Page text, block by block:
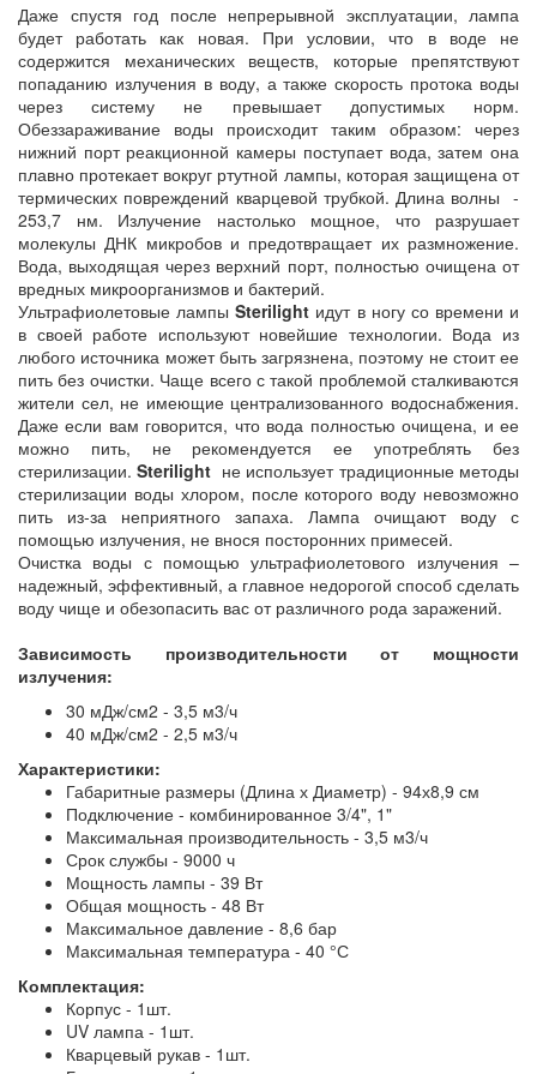
Даже спустя год после непрерывной эксплуатации, лампа
будет работать как новая. При условии, что в воде не
содержится механических веществ, которые препятствуют
попаданию излучения в воду, а также скорость протока воды
через систему не превышает допустимых норм.
Обеззараживание воды происходит таким образом: через
нижний порт реакционной камеры поступает вода, затем она
плавно протекает вокруг ртутной лампы, которая защищена от
термических повреждений кварцевой трубкой. Длина волны -
253,7 нм. Излучение настолько мощное, что разрушает
молекулы ДНК микробов и предотвращает их размножение.
Вода, выходящая через верхний порт, полностью очищена от
вредных микроорганизмов и бактерий.
Ультрафиолетовые лампыSterilight идут в ногу со времени и
в своей работе используют новейшие технологии. Вода из
любого источника может быть загрязнена, поэтому не стоит ее
пить без очистки. Чаще всего с такой проблемой сталкиваются
жители сел, не имеющие централизованного водоснабжения.
Даже если вам говорится, что вода полностью очищена, и ее
можно пить, не рекомендуется ее употреблять без
стерилизации.Sterilight не использует традиционные методы
стерилизации воды хлором, после которого воду невозможно
пить из-за неприятного запаха. Лампа очищают воду с
помощью излучения, не внося посторонних примесей.
Очистка воды с помощью ультрафиолетового излучения –
надежный, эффективный, а главное недорогой способ сделать
воду чище и обезопасить вас от различного рода заражений.
Зависимость производительности от мощности
излучения:
30 мДж/см2 - 3,5 м3/ч
40 мДж/см2 - 2,5 м3/ч
Характеристики:
Габаритные размеры (Длина х Диаметр) - 94х8,9 см
Подключение - комбинированное 3/4", 1"
Максимальная производительность - 3,5 м3/ч
Срок службы - 9000 ч
Мощность лампы - 39 Вт
Общая мощность - 48 Вт
Максимальное давление - 8,6 бар
Максимальная температура - 40 °С
Комплектация:
Корпус - 1шт.
UV лампа - 1шт.
Кварцевый рукав - 1шт.